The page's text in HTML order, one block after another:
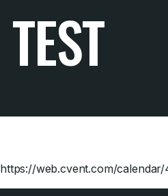
TEST
https://web.cvent.com/